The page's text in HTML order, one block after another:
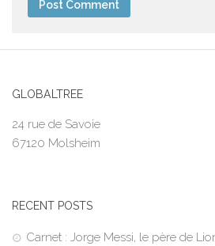
GLOBALTREE
24 rue de Savoie
67120 Molsheim
RECENT POSTS
Carnet : Jorge Messi, le père de